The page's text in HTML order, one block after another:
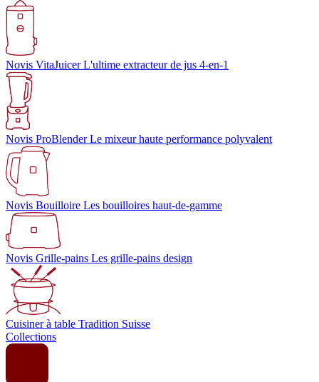
Novis VitaJuicer L'ultime extracteur de jus 4-en-1
Novis ProBlender Le mixeur haute performance polyvalent
Novis Bouilloire Les bouilloires haut-de-gamme
Novis Grille-pains Les grille-pains design
Cuisiner à table Tradition Suisse
Collections